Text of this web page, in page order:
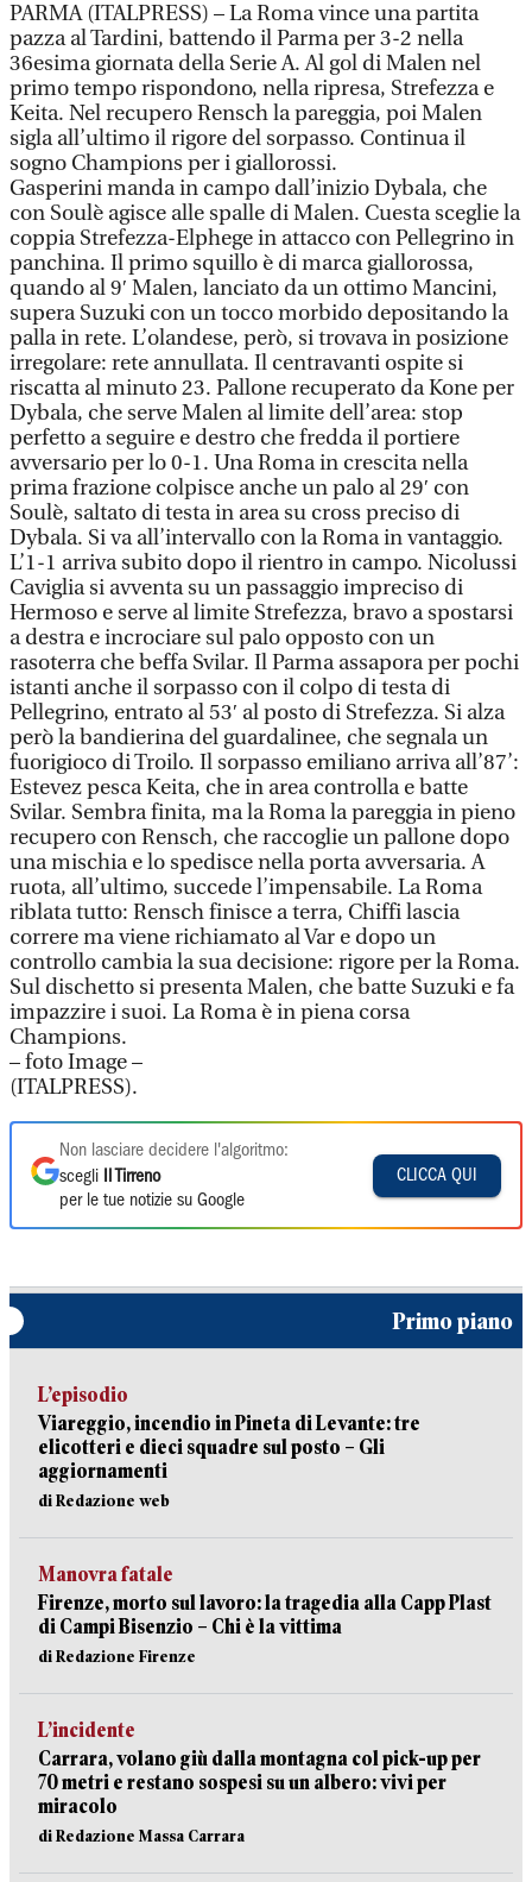
PARMA (ITALPRESS) – La Roma vince una partita
pazza al Tardini, battendo il Parma per 3-2 nella
36esima giornata della Serie A. Al gol di Malen nel
primo tempo rispondono, nella ripresa, Strefezza e
Keita. Nel recupero Rensch la pareggia, poi Malen
sigla all’ultimo il rigore del sorpasso. Continua il
sogno Champions per i giallorossi.
Gasperini manda in campo dall’inizio Dybala, che
con Soulè agisce alle spalle di Malen. Cuesta sceglie la
coppia Strefezza-Elphege in attacco con Pellegrino in
panchina. Il primo squillo è di marca giallorossa,
quando al 9′ Malen, lanciato da un ottimo Mancini,
supera Suzuki con un tocco morbido depositando la
palla in rete. L’olandese, però, si trovava in posizione
irregolare: rete annullata. Il centravanti ospite si
riscatta al minuto 23. Pallone recuperato da Kone per
Dybala, che serve Malen al limite dell’area: stop
perfetto a seguire e destro che fredda il portiere
avversario per lo 0-1. Una Roma in crescita nella
prima frazione colpisce anche un palo al 29′ con
Soulè, saltato di testa in area su cross preciso di
Dybala. Si va all’intervallo con la Roma in vantaggio.
L’1-1 arriva subito dopo il rientro in campo. Nicolussi
Caviglia si avventa su un passaggio impreciso di
Hermoso e serve al limite Strefezza, bravo a spostarsi
a destra e incrociare sul palo opposto con un
rasoterra che beffa Svilar. Il Parma assapora per pochi
istanti anche il sorpasso con il colpo di testa di
Pellegrino, entrato al 53′ al posto di Strefezza. Si alza
però la bandierina del guardalinee, che segnala un
fuorigioco di Troilo. Il sorpasso emiliano arriva all’87’:
Estevez pesca Keita, che in area controlla e batte
Svilar. Sembra finita, ma la Roma la pareggia in pieno
recupero con Rensch, che raccoglie un pallone dopo
una mischia e lo spedisce nella porta avversaria. A
ruota, all’ultimo, succede l’impensabile. La Roma
riblata tutto: Rensch finisce a terra, Chiffi lascia
correre ma viene richiamato al Var e dopo un
controllo cambia la sua decisione: rigore per la Roma.
Sul dischetto si presenta Malen, che batte Suzuki e fa
impazzire i suoi. La Roma è in piena corsa
Champions.
– foto Image –
(ITALPRESS).
Non lasciare decidere l'algoritmo:
scegli
Il Tirreno
per le tue notizie su Google
CLICCA QUI
Primo piano
L’episodio
Viareggio, incendio in Pineta di Levante: tre
elicotteri e dieci squadre sul posto – Gli
aggiornamenti
di Redazione web
Manovra fatale
Firenze, morto sul lavoro: la tragedia alla Capp Plast
di Campi Bisenzio – Chi è la vittima
di Redazione Firenze
L’incidente
Carrara, volano giù dalla montagna col pick-up per
70 metri e restano sospesi su un albero: vivi per
miracolo
di Redazione Massa Carrara